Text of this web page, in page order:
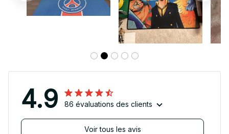
4.9 86 évaluations des clients
Voir tous les avis